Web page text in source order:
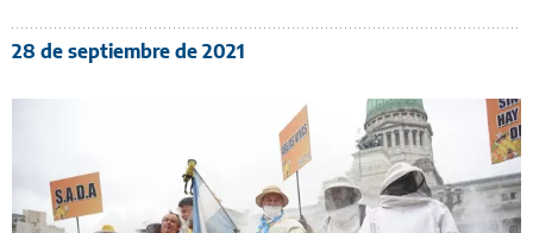
28 de septiembre de 2021